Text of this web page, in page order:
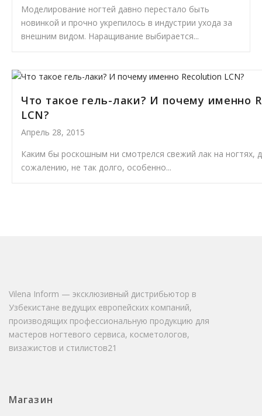
Моделирование ногтей давно перестало быть
новинкой и прочно укрепилось в индустрии ухода за
внешним видом. Наращивание выбирается...
Что такое гель-лаки? И почему именно
LCN?
Апрель 28, 2015
Каким бы роскошным ни смотрелся свежий лак на ногтях,
сожалению, не так долго, особенно...
Vilena Inform — эксклюзивный дистрибьютор в
Узбекистане ведущих европейских компаний,
производящих профессиональную продукцию для
мастеров ногтевого сервиса, косметологов,
визажистов и стилистов21
Магазин